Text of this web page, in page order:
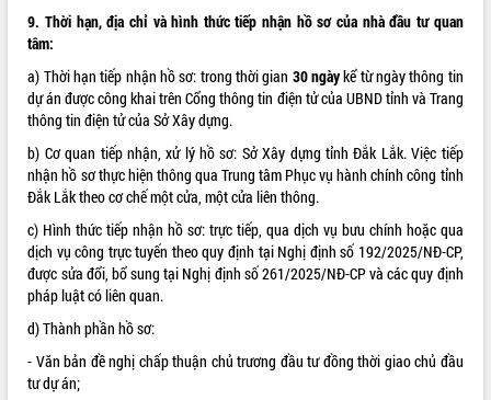
niệm 101 năm Ngày Báo chí Cách
mạng Việt Nam
Đắk Lắk sơ kết 4 năm triển khai thực
hiện Đề án 06 của Chính phủ
Họp báo thông tin về Hội nghị Công bố
Quy hoạch và Xúc tiến đầu tư tỉnh Đắk
Lắk
Khơi thông điểm nghẽn, đẩy nhanh
giải ngân vốn khắc phục thiên tai
HĐND tỉnh thông qua điều chỉnh Quy
hoạch tỉnh thời kỳ 2021-2030
Hội thảo góp ý hồ sơ điều chỉnh quy
hoạch tỉnh Đắk Lắk thời kỳ 2021-2030,
tầm nhìn đến năm 2050
Nâng cao hiệu quả hoạt động của các
doanh nghiệp nhà nước
9.Thời hạn, địa chỉ và hình thức tiếp nhận hồ sơ của nhà đầu tư quan
tâm:
a) Thời hạn tiếp nhận hồ sơ: trong thời gian 30 ngàykể từ ngày thông tin
dự án được công khai trên Cổng thông tin điện tử của UBND tỉnh và Trang
thông tin điện tử của Sở Xây dựng.
b) Cơ quan tiếp nhận, xử lý hồ sơ: Sở Xây dựng tỉnh Đắk Lắk. Việc tiếp
nhận hồ sơ thực hiện thông qua Trung tâm Phục vụ hành chính công tỉnh
Đắk Lắk theo cơ chế một cửa, một cửa liên thông.
c) Hình thức tiếp nhận hồ sơ: trực tiếp, qua dịch vụ bưu chính hoặc qua
dịch vụ công trực tuyến theo quy định tại Nghị định số 192/2025/NĐ-CP,
được sửa đổi, bổ sung tại Nghị định số 261/2025/NĐ-CP và các quy định
pháp luật có liên quan.
d) Thành phần hồ sơ:
- Văn bản đề nghị chấp thuận chủ trương đầu tư đồng thời giao chủ đầu
tư dự án;